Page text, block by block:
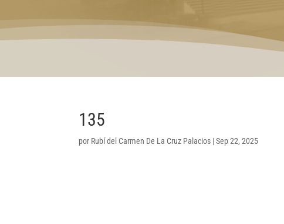
135
por Rubí del Carmen De La Cruz Palacios |Sep 22, 2025